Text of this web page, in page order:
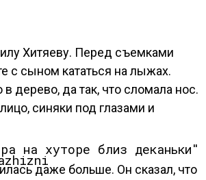
Хитяеву. Перед съемками
с сыном кататься на лыжах.
дерево, да так, что сломала нос.
синяки под глазами и
даже больше. Он сказал, что